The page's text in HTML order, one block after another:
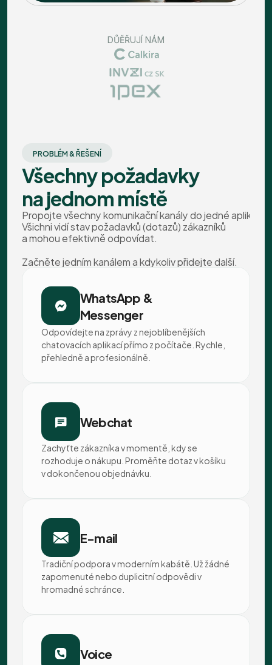
DŮĚŘUJÍ NÁM
PROBLÉM & ŘEŠENÍ
Všechny požadavky
na jednom místě
Propojte všechny komunikační kanály do jedné aplikace.
Všichni vidí stav požadavků (dotazů) zákazníků
a mohou efektivně odpovídat.
Začněte jedním kanálem a kdykoliv přidejte další.
WhatsApp &
Messenger
Odpovídejte na zprávy z nejoblíbenějších
chatovacích aplikací přímo z počítače. Rychle,
přehledně a profesionálně.
Webchat
Zachyťte zákazníka v momentě, kdy se
rozhoduje o nákupu. Proměňte dotaz v košíku
v dokončenou objednávku.
E-mail
Tradiční podpora v moderním kabátě. Už žádné
zapomenuté nebo duplicitní odpovědi v
hromadné schránce.
Voice